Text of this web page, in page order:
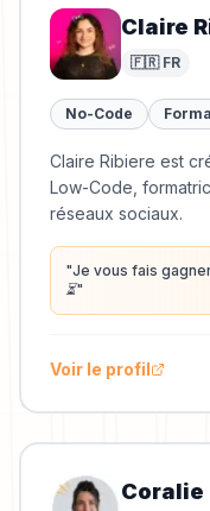
Claire
🇫🇷 FR
No-Code
Claire Ribiere est
Low-Code,
réseaux sociaux.
"Je vous fais
⏳"
Voir le profil
Coralie